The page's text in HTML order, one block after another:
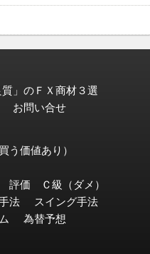
質」のＦＸ商材３選
お問い合せ
価値あり）
評価 Ｃ級（ダメ）
法
スイング手法
為替予想